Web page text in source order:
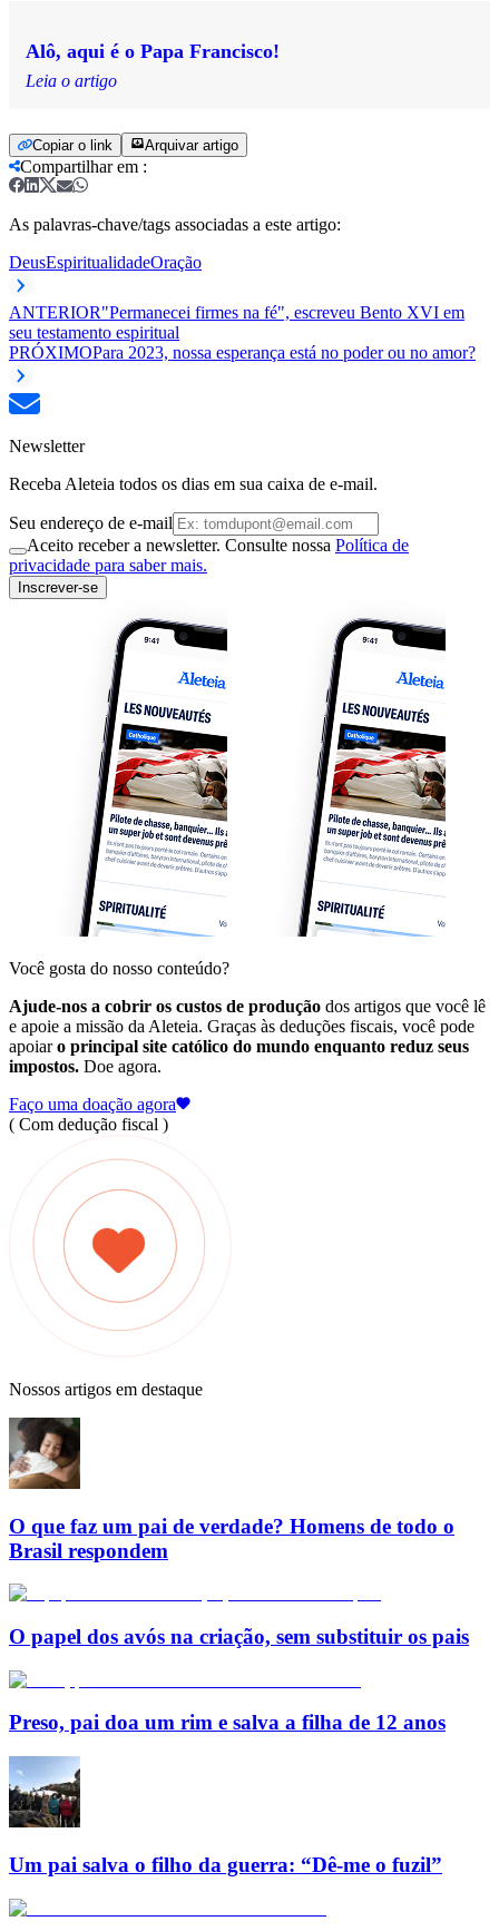
Alô, aqui é o Papa Francisco!
Leia o artigo
Copiar o link Arquivar artigo
Compartilhar em :
As palavras-chave/tags associadas a este artigo:
DeusEspiritualidadeOração
ANTERIOR"Permanecei firmes na fé", escreveu Bento XVI em
seu testamento espiritual
PRÓXIMOPara 2023, nossa esperança está no poder ou no amor?
Newsletter
Receba Aleteia todos os dias em sua caixa de e-mail.
Seu endereço de e-mail
Aceito receber a newsletter. Consulte nossa Política de
privacidade para saber mais.
Inscrever-se
Você gosta do nosso conteúdo?
Ajude-nos a cobrir os custos de produção dos artigos que você lê
e apoie a missão da Aleteia. Graças às deduções fiscais, você pode
apoiaro principal site católico do mundo enquanto reduz seus
impostos. Doe agora.
Faço uma doação agora
( Com dedução fiscal )
Nossos artigos em destaque
O que faz um pai de verdade? Homens de todo o
Brasil respondem
O papel dos avós na criação, sem substituir os pais
Preso, pai doa um rim e salva a filha de 12 anos
Um pai salva o filho da guerra: “Dê-me o fuzil”